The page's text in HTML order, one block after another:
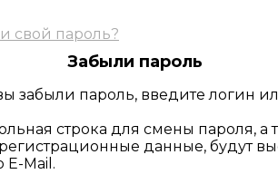
свой пароль?
Забыли пароль
забыли пароль, введите логин
строка для смены пароля, а
данные, будут
E-Mail.